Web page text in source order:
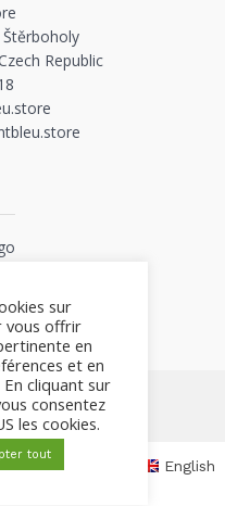
Republic
sur
vous offrir
en
et en
cliquant sur
consentez
les cookies.
tout
English